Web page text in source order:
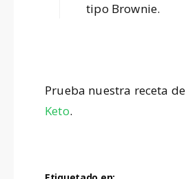
tipo Brownie.
Prueba nuestra receta de
Keto.